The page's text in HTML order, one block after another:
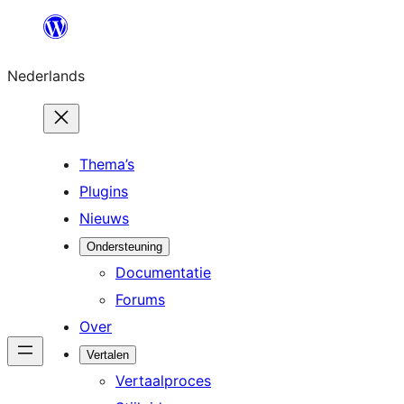
de
inhoud
Nederlands
Thema’s
Plugins
Nieuws
Ondersteuning
Documentatie
Forums
Over
Vertalen
Vertaalproces